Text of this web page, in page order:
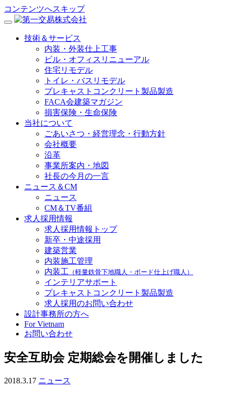
コンテンツへスキップ
技術＆サービス
内装・外装仕上工事
ビル・オフィスリニューアル
住宅リモデル
トイレ・バスリモデル
プレキャストコンクリート製品製造
FACA会建築マガジン
損害保険・生命保険
当社について
ごあいさつ・経営理念・行動方針
会社概要
沿革
事業所案内・地図
社長の今月の一言
ニュース＆CM
ニュース
CM＆TV番組
求人採用情報
求人採用情報トップ
新卒・中途採用
建築営業
内装施工管理
内装工 （軽量鉄骨下地職人・ボード仕上げ職人）
インテリアサポート
プレキャストコンクリート製品製造
求人採用のお問い合わせ
設計事務所の方へ
For Vietnam
お問い合わせ
安全互助会 定期総会を開催しました
2018.3.17 ニュース